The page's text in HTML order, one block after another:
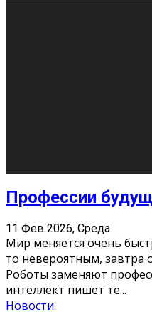
Как бороться со
11 Фев 2026, Среда
Стресс – нормальная
факторов,
больше, чем ресурсов.
стрессовым состояни
Новости